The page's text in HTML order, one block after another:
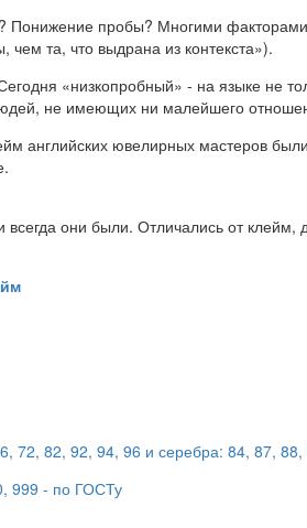
Понижение пробы? Многими
та, что выдрана из контекста»).
«низкопробный» - на языке не
не имеющих ни малейшего
английских ювелирных мастеров
они были. Отличались от клейм,
72, 82, 92, 94, 96 и серебра: 84, 87,
999 - по ГОСТу